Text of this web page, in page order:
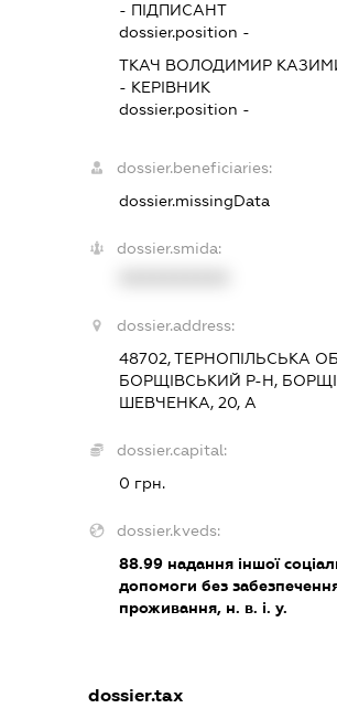
- ПІДПИСАНТ
dossier.position -
ТКАЧ ВОЛОДИМИР
- КЕРІВНИК
dossier.position -
dossier.beneficiaries:
dossier.missingData
dossier.smida:
dossier.address:
48702, ТЕРНОПІЛЬСЬКА
БОРЩІВСЬКИЙ Р-Н,
ШЕВЧЕНКА, 20, А
dossier.capital:
0 грн.
dossier.kveds:
88.99надання іншої
допомоги без
проживання, н. в. і. у.
dossier.tax